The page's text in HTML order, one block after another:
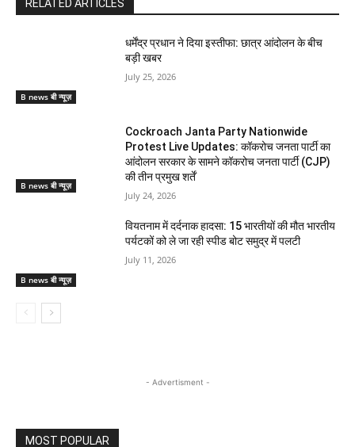
RELATED ARTICLES
B news बी न्यूज़
धर्मेंद्र प्रधान ने दिया इस्तीफा: छात्र आंदोलन के बीच
बड़ी खबर
July 25, 2026
B news बी न्यूज़
Cockroach Janta Party Nationwide
Protest Live Updates: कॉकरोच जनता पार्टी का
आंदोलन सरकार के सामने कॉकरोच जनता पार्टी (CJP)
की तीन प्रमुख शर्तें
July 24, 2026
B news बी न्यूज़
वियतनाम में दर्दनाक हादसा: 15 भारतीयों की मौत भारतीय
पर्यटकों को ले जा रही स्पीड बोट समुद्र में पलटी
July 11, 2026
- Advertisment -
MOST POPULAR